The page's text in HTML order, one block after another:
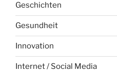
Geschichten
Gesundheit
Innovation
Internet / Social Media